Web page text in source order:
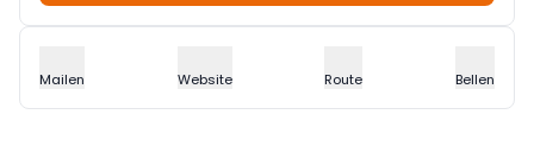
Mailen Website Route Bellen